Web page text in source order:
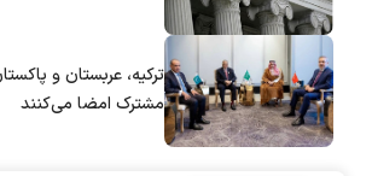
ترکیه، عربستان و
مشترک امضا می‌کنند